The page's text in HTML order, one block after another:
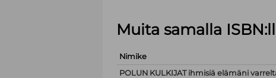
Muita samalla
Nimike
POLUN KULKIJAT ihmisiä elämäni